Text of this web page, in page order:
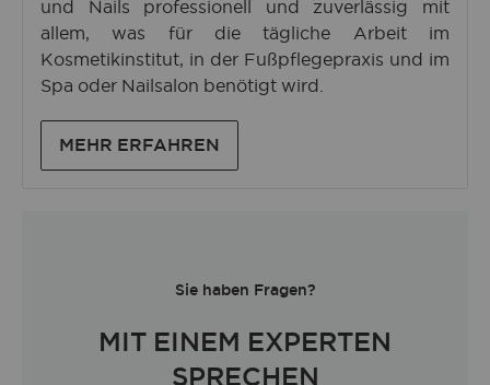
und Nails professionell und zuverlässig mit
allem, was für die tägliche Arbeit im
Kosmetikinstitut, in der Fußpflegepraxis und im
Spa oder Nailsalon benötigt wird.
MEHR ERFAHREN
Sie haben Fragen?
MIT EINEM EXPERTEN
SPRECHEN